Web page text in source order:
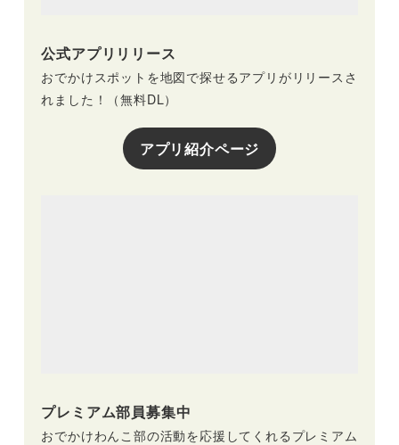
公式アプリリリース
おでかけスポットを地図で探せるアプリがリリースさ
れました！（無料DL）
アプリ紹介ページ
プレミアム部員募集中
おでかけわんこ部の活動を応援してくれるプレミアム